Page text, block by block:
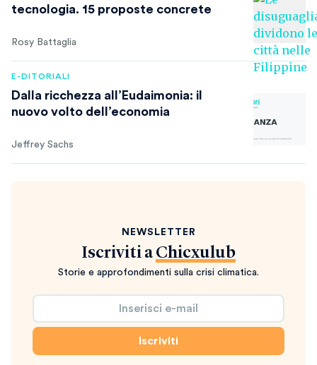
tecnologia. 15 proposte concrete
Rosy Battaglia
E-DITORIALI
Dalla ricchezza all’Eudaimonia: il
nuovo volto dell’economia
Jeffrey Sachs
NEWSLETTER
Iscriviti a Chicxulub
Storie e approfondimenti sulla crisi climatica.